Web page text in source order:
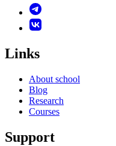
Links
About school
Blog
Research
Courses
Support